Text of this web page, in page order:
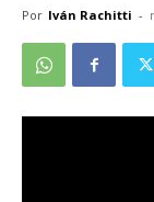
Por Iván Rachitti -